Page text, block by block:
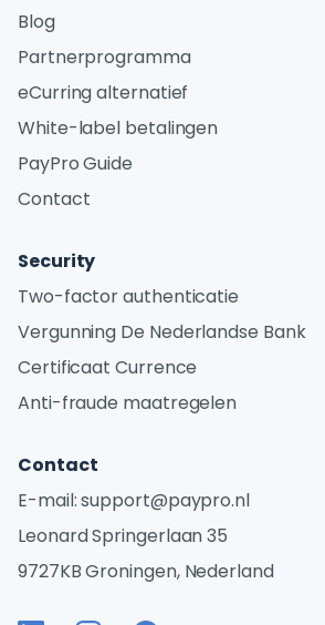
Blog
Partnerprogramma
eCurring alternatief
White-label betalingen
PayPro Guide
Contact
Security
Two-factor authenticatie
Vergunning De Nederlandse Bank
Certificaat Currence
Anti-fraude maatregelen
Contact
E-mail:support@paypro.nl
Leonard Springerlaan 35
9727KB Groningen, Nederland